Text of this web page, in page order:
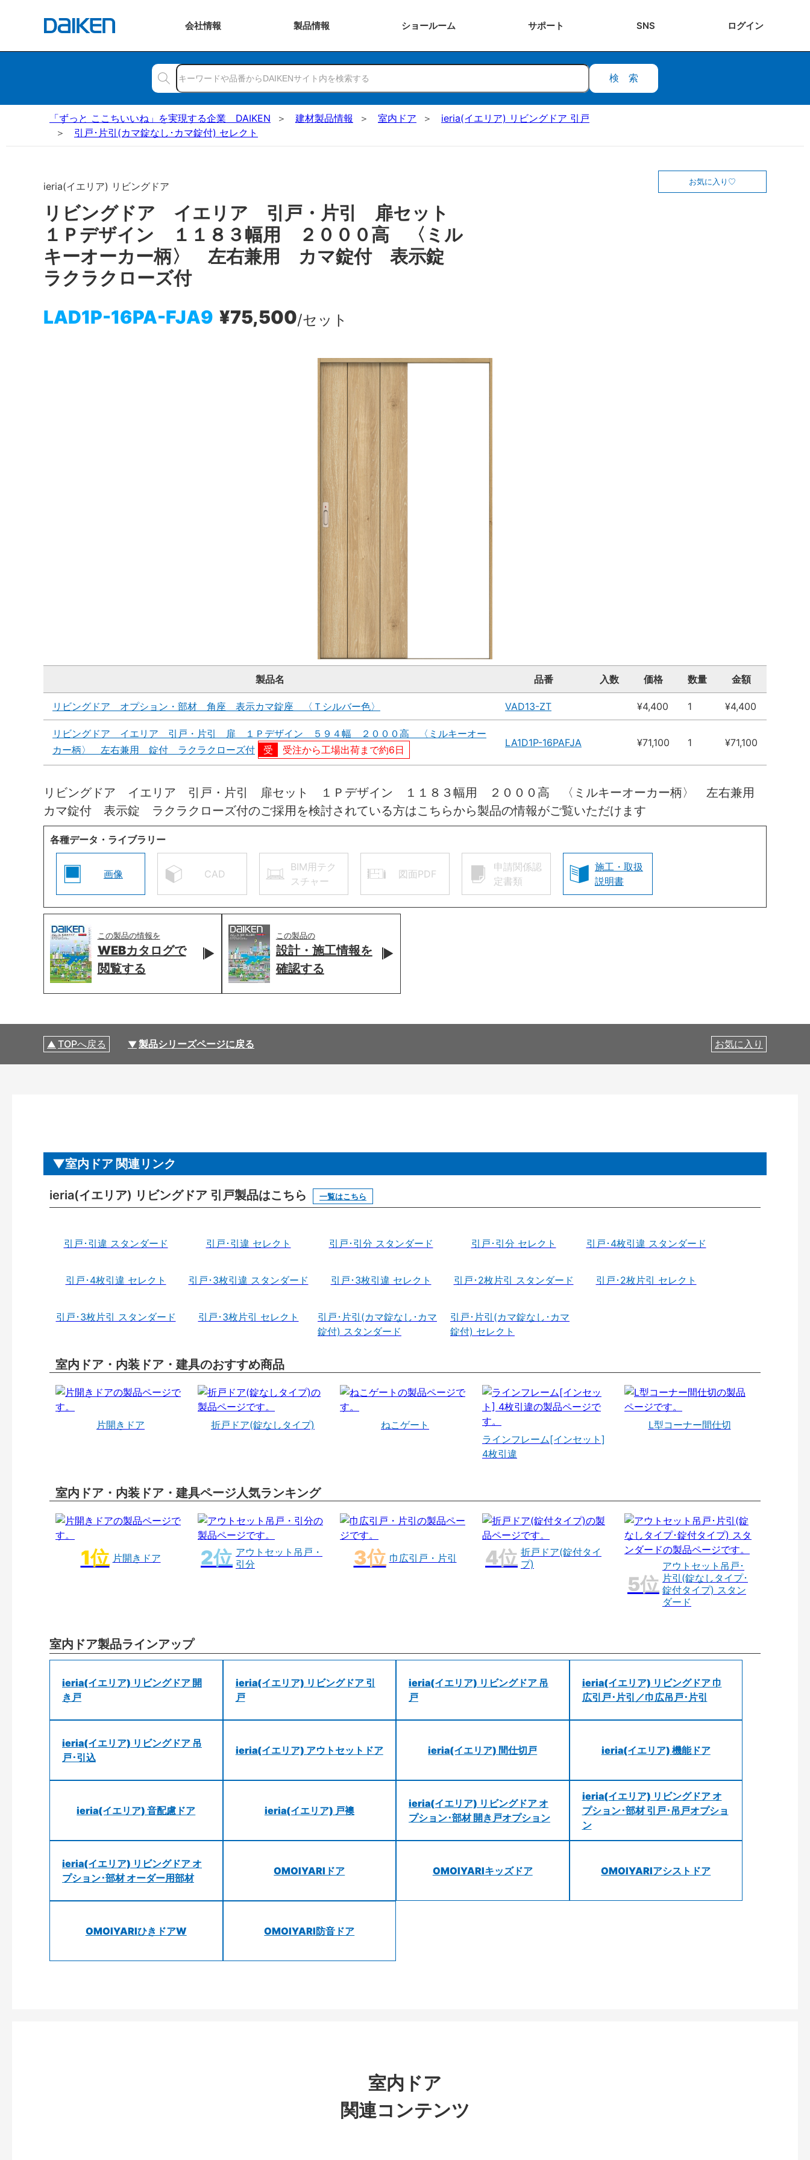
会社情報 製品情報 ショールーム サポート SNS ログイン
検索
「ずっと ここちいいね」を実現する企業 DAIKEN 建材製品情報 室内ドア
ieria(イエリア) リビングドア 引戸
引戸･片引(カマ錠なし･カマ錠付) セレクト
ieria(イエリア) リビングドア
リビングドア イエリア 引戸・片引 扉セット
１Ｐデザイン １１８３幅用 ２０００高 〈ミル
キーオーカー柄〉 左右兼用 カマ錠付 表示錠
ラクラクローズ付
LAD1P-16PA-FJA9 ¥75,500/セット
お気に入り
製品名 品番 入数 価格 数量 金額
リビングドア オプション・部材 角座 表示カマ錠座 〈Ｔシルバー色〉 VAD13-ZT ¥4,400 1 ¥4,400
リビングドア イエリア 引戸・片引 扉 １Ｐデザイン ５９４幅 ２０００高 〈ミルキーオー
カー柄〉 左右兼用 錠付 ラクラクローズ付
受注から工場出荷まで約6日
LA1D1P-16PAFJA ¥71,100 1 ¥71,100
リビングドア イエリア 引戸・片引 扉セット １Ｐデザイン １１８３幅用 ２０００高 〈ミルキーオーカー柄〉 左右兼用
カマ錠付 表示錠 ラクラクローズ付のご採用を検討されている方はこちらから製品の情報がご覧いただけます
各種データ・ライブラリー
画像 CAD
BIM用テク
スチャー
図面PDF
申請関係認
定書類
施工・取扱
説明書
この製品の情報を
WEBカタログで
閲覧する
この製品の
設計・施工情報を
確認する
TOPへ戻る 製品シリーズページに戻る お気に入り
室内ドア 関連リンク
ieria(イエリア) リビングドア 引戸製品はこちら 一覧はこちら
引戸･引違 スタンダード 引戸･引違 セレクト 引戸･引分 スタンダード 引戸･引分 セレクト 引戸･4枚引違 スタンダード
引戸･4枚引違 セレクト 引戸･3枚引違 スタンダード 引戸･3枚引違 セレクト 引戸･2枚片引 スタンダード 引戸･2枚片引 セレクト
引戸･3枚片引 スタンダード 引戸･3枚片引 セレクト
引戸･片引(カマ錠なし･カマ
錠付) スタンダード
引戸･片引(カマ錠なし･カマ
錠付) セレクト
室内ドア・内装ドア・建具のおすすめ商品
片開きドア 折戸ドア(錠なしタイプ)
ねこゲート
ラインフレーム[インセット]
4枚引違
L型コーナー間仕切
室内ドア・内装ドア・建具ページ人気ランキング
片開きドア
アウトセット吊戸・
引分
巾広引戸・片引
折戸ドア(錠付タイ
プ)
アウトセット吊戸･
片引(錠なしタイプ･
錠付タイプ) スタン
ダード
室内ドア製品ラインアップ
ieria(イエリア) リビングドア 開
き戸
ieria(イエリア) リビングドア 引
戸
ieria(イエリア) リビングドア 吊
戸
ieria(イエリア) リビングドア 巾
広引戸･片引／巾広吊戸･片引
ieria(イエリア) リビングドア 吊
戸･引込
ieria(イエリア) アウトセットドア ieria(イエリア) 間仕切戸 ieria(イエリア) 機能ドア
ieria(イエリア) 音配慮ドア ieria(イエリア) 戸襖
ieria(イエリア) リビングドア オ
プション･部材 開き戸オプション
ieria(イエリア) リビングドア オ
プション･部材 引戸･吊戸オプショ
ン
ieria(イエリア) リビングドア オ
プション･部材 オーダー用部材
OMOIYARIドア OMOIYARIキッズドア OMOIYARIアシストドア
OMOIYARIひきドアW OMOIYARI防音ドア
室内ドア
関連コンテンツ